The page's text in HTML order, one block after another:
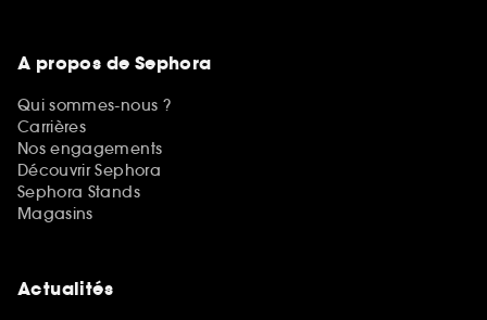
A propos de Sephora
Qui sommes-nous ?
Carrières
Nos engagements
Découvrir Sephora
Sephora Stands
Magasins
Actualités